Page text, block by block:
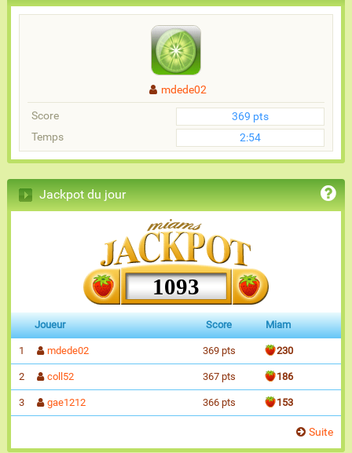
mdede02
Score
369 pts
Temps
2:54
Jackpot du jour
1093
Joueur Score Miam
1 mdede02 369 pts 230
2 coll52 367 pts 186
3 gae1212 366 pts 153
Suite